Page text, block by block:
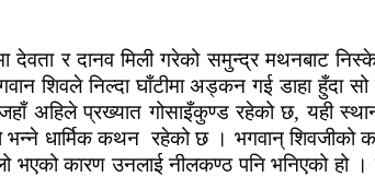
देवता र दानव मिली गरेको समुन्द्र मथनबाट
शिवले निल्दा घाँटीमा अड्कन गई डाहा हुँदा
अहिले प्रख्यात गोसाइँकुण्ड रहेको छ, यही
भन्ने धार्मिक कथन रहेको छ । भगवान् शिवजीको
भएको कारण उनलाई नीलकण्ठ पनि भनिएको हो ।